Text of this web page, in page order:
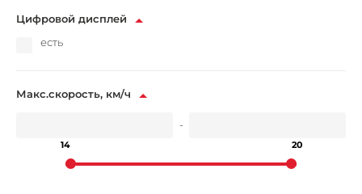
Цифровой дисплей
есть
Макс.скорость, км/ч
-
14 20